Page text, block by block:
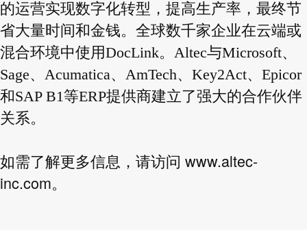
的运营实现数字化转型，提高生产率，最终节
省大量时间和金钱。全球数千家企业在云端或
混合环境中使用DocLink。Altec与Microsoft、
Sage、Acumatica、AmTech、Key2Act、Epicor
和SAP B1等ERP提供商建立了强大的合作伙伴
关系。
如需了解更多信息，请访问 www.altec-
inc.com。